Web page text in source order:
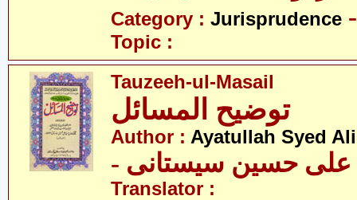
Category : Jurisprudence
Topic :
Tauzeeh-ul-Masail
توضیح المسائل
Author : Ayatullah Syed
علی حسین سیستانی
Translator :